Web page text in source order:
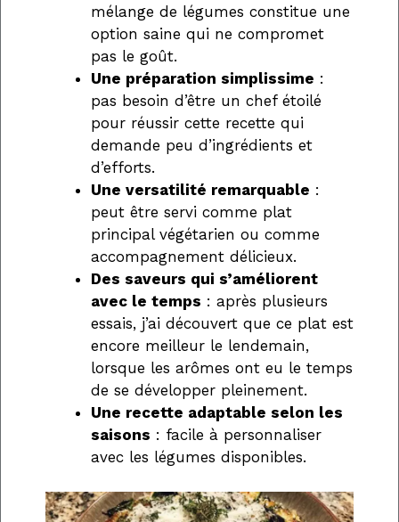
mélange de légumes constitue une
option saine qui ne compromet
pas le goût.
Une préparation simplissime :
pas besoin d’être un chef étoilé
pour réussir cette recette qui
demande peu d’ingrédients et
d’efforts.
Une versatilité remarquable :
peut être servi comme plat
principal végétarien ou comme
accompagnement délicieux.
Des saveurs qui s’améliorent
avec le temps : après plusieurs
essais, j’ai découvert que ce plat est
encore meilleur le lendemain,
lorsque les arômes ont eu le temps
de se développer pleinement.
Une recette adaptable selon les
saisons : facile à personnaliser
avec les légumes disponibles.